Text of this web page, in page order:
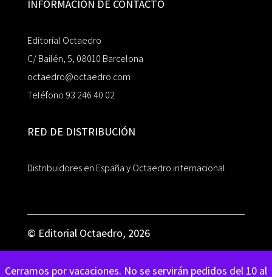
Cerramos por vacaciones. No se servirán pedidos del 10 al
INFORMACIÓN DE CONTACTO
Editorial Octaedro
C/ Bailén, 5, 08010 Barcelona
octaedro@octaedro.com
Teléfono 93 246 40 02
RED DE DISTRIBUCIÓN
Distribuidores en España y Octaedro internacional
© Editorial Octaedro, 2026